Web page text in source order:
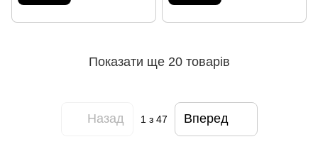
Показати ще 20 товарів
Назад 1 з 47 Вперед